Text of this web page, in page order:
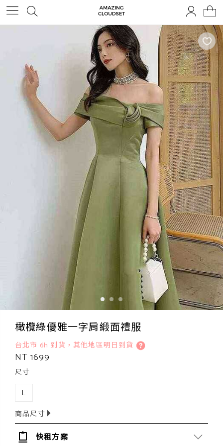
橄欖綠優雅一字肩緞面禮服
台北市 6h 到貨，其他地區明日到貨
NT 1699
尺寸
L
商品尺寸
快租方案